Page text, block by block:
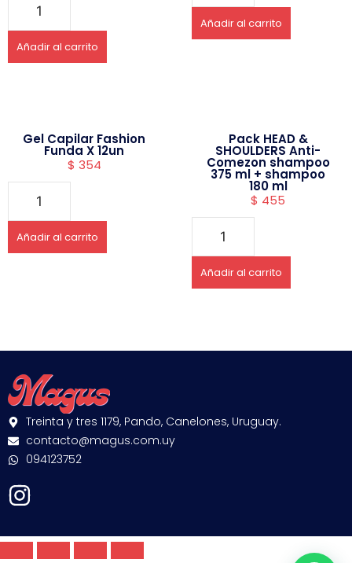
Añadir al carrito
Añadir al carrito
Gel Capilar Fashion
Funda X 12un
$ 354
Añadir al carrito
Pack HEAD &
SHOULDERS Anti-
Comezon shampoo
375 ml + shampoo
180 ml
$ 455
Añadir al carrito
Treinta y tres 1179, Pando, Canelones, Uruguay.
contacto@magus.com.uy
094123752